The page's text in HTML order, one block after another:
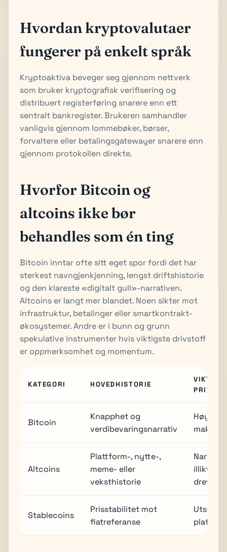
Hvordan kryptovalutaer
fungerer på enkelt språk
Kryptoaktiva beveger seg gjennom nettverk
som bruker kryptografisk verifisering og
distribuert registerføring snarere enn ett
sentralt bankregister. Brukeren samhandler
vanligvis gjennom lommebøker, børser,
forvaltere eller betalingsgatewayer snarere enn
gjennom protokollen direkte.
Hvorfor Bitcoin og
altcoins ikke bør
behandles som én ting
Bitcoin inntar ofte sitt eget spor fordi det har
sterkest navngjenkjenning, lengst driftshistorie
og den klareste «digitalt gull»-narrativen.
Altcoins er langt mer blandet. Noen sikter mot
infrastruktur, betalinger eller smartkontrakt-
økosystemer. Andre er i bunn og grunn
spekulative instrumenter hvis viktigste drivstoff
er oppmerksomhet og momentum.
KATEGORI HOVEDHISTORIE
Bitcoin
Knapphet og
verdibevaringsnarrativ
Høy
Altcoins
Plattform-, nytte-,
meme- eller
veksthistorie
drevet
Stablecoins
Prisstabilitet mot
fiatreferanse